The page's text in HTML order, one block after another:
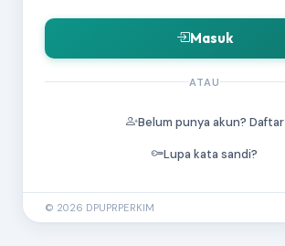
Masuk
ATAU
Belum punya akun? Daftar
Lupa kata sandi?
© 2026 DPUPRPERKIM